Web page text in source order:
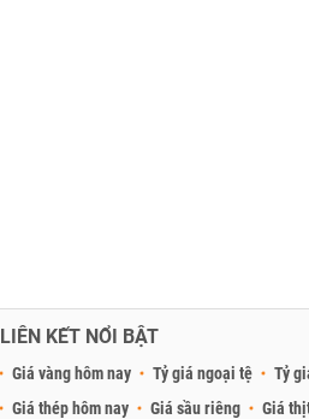
LIÊN KẾT NỔI BẬT
Giá vàng hôm nay Tỷ giá ngoại tệ
Tỷ
Giá thép hôm nay
Giá sầu riêng Giá